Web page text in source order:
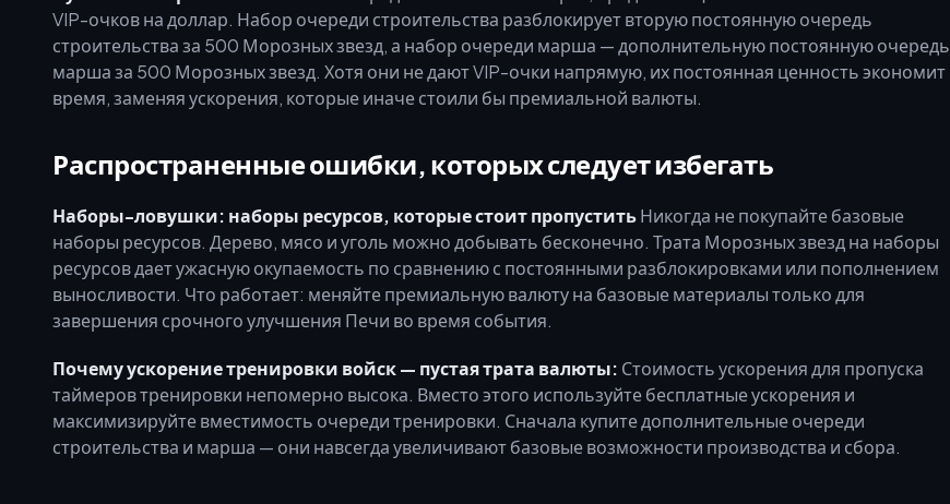
VIP-очков на доллар. Набор очереди строительства разблокирует вторую постоянную очередь
строительства за 500 Морозных звезд, а набор очереди марша — дополнительную постоянную очередь
марша за 500 Морозных звезд. Хотя они не дают VIP-очки напрямую, их постоянная ценность экономит
время, заменяя ускорения, которые иначе стоили бы премиальной валюты.
Распространенные ошибки, которых следует избегать
Наборы-ловушки: наборы ресурсов, которые стоит пропуститьНикогда не покупайте базовые
наборы ресурсов. Дерево, мясо и уголь можно добывать бесконечно. Трата Морозных звезд на наборы
ресурсов дает ужасную окупаемость по сравнению с постоянными разблокировками или пополнением
выносливости. Что работает: меняйте премиальную валюту на базовые материалы только для
завершения срочного улучшения Печи во время события.
Почему ускорение тренировки войск — пустая трата валюты: Стоимость ускорения для пропуска
таймеров тренировки непомерно высока. Вместо этого используйте бесплатные ускорения и
максимизируйте вместимость очереди тренировки. Сначала купите дополнительные очереди
строительства и марша — они навсегда увеличивают базовые возможности производства и сбора.